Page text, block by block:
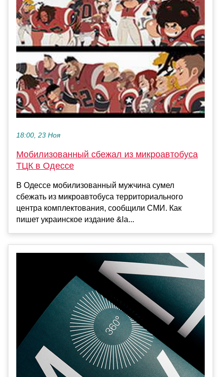
18:00, 23 Ноя
Мобилизованный сбежал из микроавтобуса
ТЦК в Одессе
В Одессе мобилизованный мужчина сумел
сбежать из микроавтобуса территориального
центра комплектования, сообщили СМИ. Как
пишет украинское издание &la...